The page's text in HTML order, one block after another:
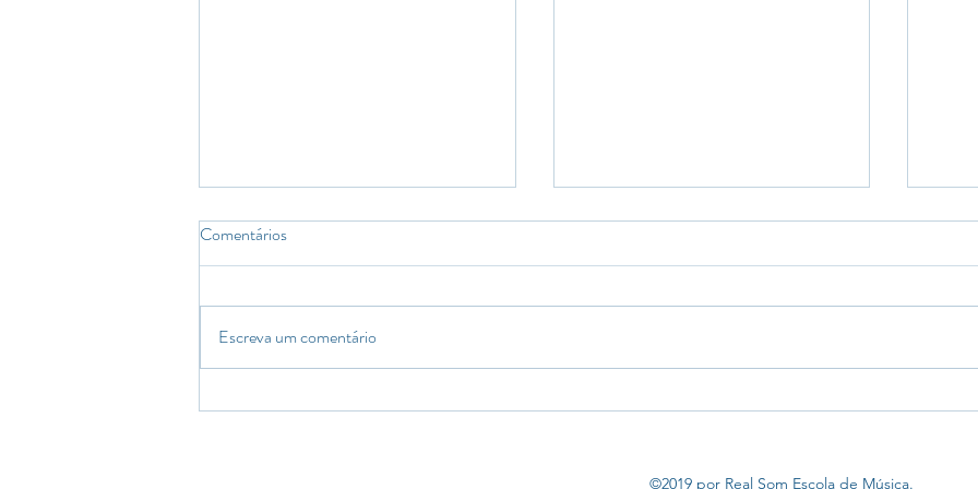
Praticar todos os dias pode
Por muitas vezes nos perguntamos
sobre a “prática leva a perfeição”, mas
Comentários
Escreva um comentário
©2019 por Real Som Escola de Música.